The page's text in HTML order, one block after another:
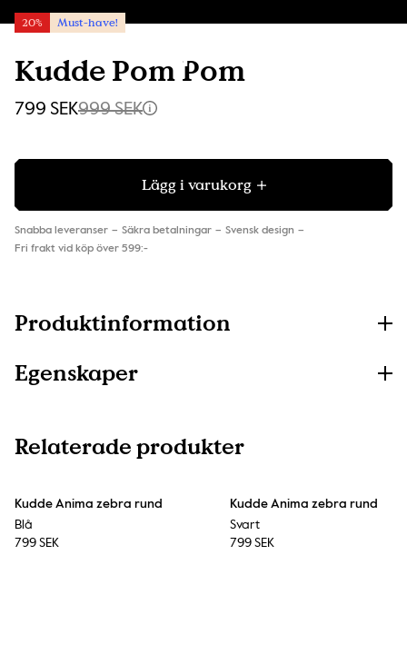
Kudde Pom Pom
20% Must-have!
799 SEK999 SEK
Lägg i varukorg
Snabba leveranser Säkra betalningar
Svensk design
Fri frakt vid köp över 599:-
Produktinformation
Egenskaper
Relaterade produkter
Kudde Anima zebra rund
Blå
799 SEK
Kudde Anima zebra rund
Svart
799 SEK